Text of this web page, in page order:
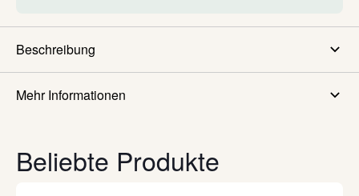
Beschreibung
Mehr Informationen
Beliebte Produkte